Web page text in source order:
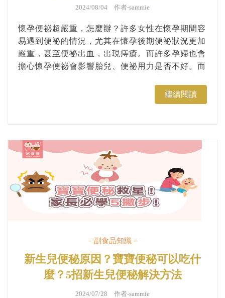
2024/08/04 作者-sammie
懷孕便祕超嚴重，怎麼辦？許多女性在懷孕期間容
易遇到便祕的情況，尤其在懷孕後期便祕狀況更加
嚴重，甚至便祕出血，出現痔瘡。而許多孕婦也會
擔心懷孕便祕會影響胎兒、便祕用力是否不好。而
本婦產科醫師介紹，分享懷孕便祕原因與懷孕便祕
要吃什麼等等可以改善懷孕便祕的方式。...
繼續閱讀
－副食品知識－
新生兒便秘原因？寶寶便秘可以吃什
麼？5招新生兒便秘解決方法
2024/07/28 作者-sammie